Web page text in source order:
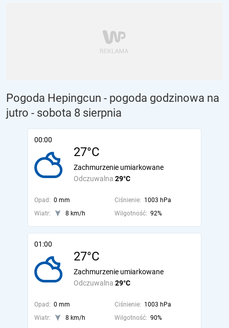
Pogoda Hepingcun - pogoda godzinowa na
jutro - sobota 8 sierpnia
00:00
27°C
Odczuwalna 29°C
Zachmurzenie umiarkowane
Opad: 0 mm Ciśnienie: 1003 hPa
Wiatr:
8 km/h Wilgotność: 92%
01:00
27°C
Odczuwalna 29°C
Zachmurzenie umiarkowane
Opad: 0 mm Ciśnienie: 1003 hPa
Wiatr:
8 km/h Wilgotność: 90%